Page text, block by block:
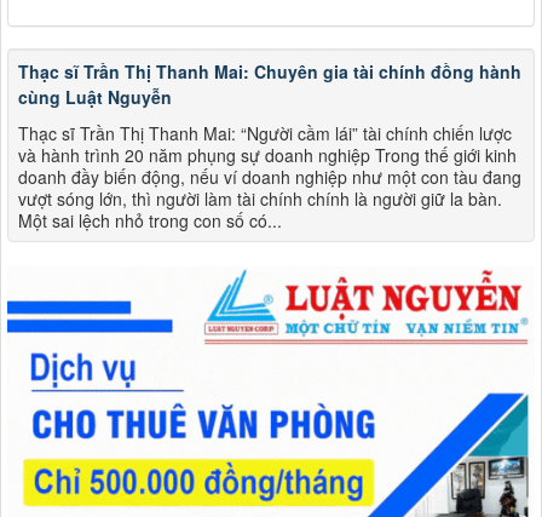
Thạc sĩ Trần Thị Thanh Mai: Chuyên gia tài chính đồng hành
cùng Luật Nguyễn
Thạc sĩ Trần Thị Thanh Mai: “Người cầm lái” tài chính chiến lược
và hành trình 20 năm phụng sự doanh nghiệp Trong thế giới kinh
doanh đầy biến động, nếu ví doanh nghiệp như một con tàu đang
vượt sóng lớn, thì người làm tài chính chính là người giữ la bàn.
Một sai lệch nhỏ trong con số có...